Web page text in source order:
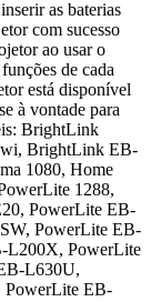
as baterias
com sucesso
ao usar o
de cada
está disponível
à vontade para
BrightLink
BrightLink EB-
1080, Home
1288,
PowerLite EB-
PowerLite EB-
L200X, PowerLite
L630U,
EB-